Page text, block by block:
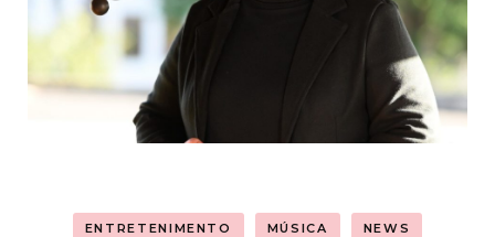
ENTRETENIMENTO MÚSICA NEWS